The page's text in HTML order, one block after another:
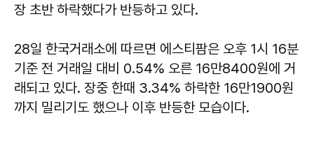
장 초반 하락했다가 반등하고 있다.
28일 한국거래소에 따르면 에스티팜은 오후 1시 16분
기준 전 거래일 대비 0.54% 오른 16만8400원에 거
래되고 있다. 장중 한때 3.34% 하락한 16만1900원
까지 밀리기도 했으나 이후 반등한 모습이다.